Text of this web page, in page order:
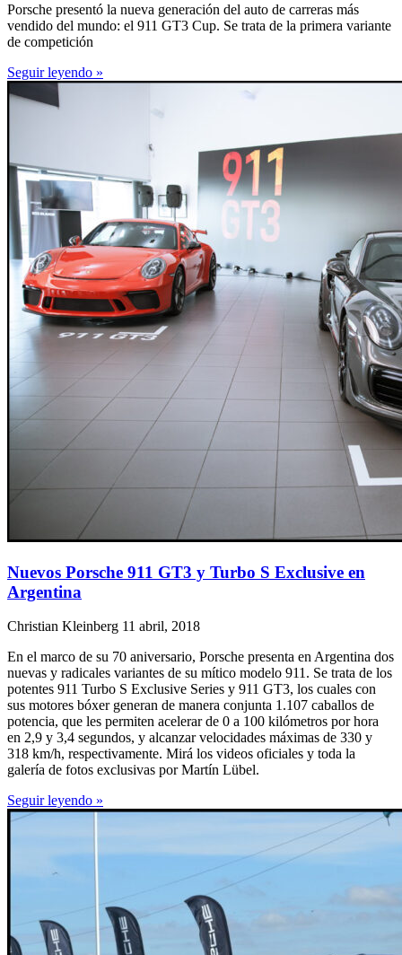
Porsche presentó la nueva generación del auto de carreras más
vendido del mundo: el 911 GT3 Cup. Se trata de la primera variante
de competición
Seguir leyendo »
Nuevos Porsche 911 GT3 y Turbo S Exclusive en
Argentina
Christian Kleinberg 11 abril, 2018
En el marco de su 70 aniversario, Porsche presenta en Argentina dos
nuevas y radicales variantes de su mítico modelo 911. Se trata de los
potentes 911 Turbo S Exclusive Series y 911 GT3, los cuales con
sus motores bóxer generan de manera conjunta 1.107 caballos de
potencia, que les permiten acelerar de 0 a 100 kilómetros por hora
en 2,9 y 3,4 segundos, y alcanzar velocidades máximas de 330 y
318 km/h, respectivamente. Mirá los videos oficiales y toda la
galería de fotos exclusivas por Martín Lübel.
Seguir leyendo »